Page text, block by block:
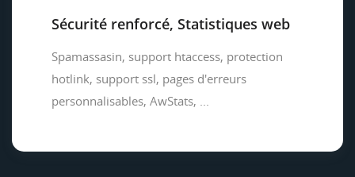
Sécurité renforcé, Statistiques web
Spamassasin, support htaccess, protection
hotlink, support ssl, pages d'erreurs
personnalisables, AwStats, ...